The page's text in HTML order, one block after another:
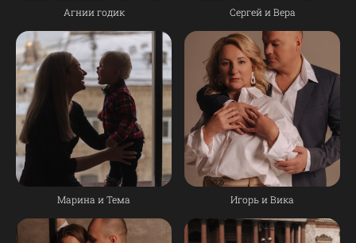
Агнии годик Сергей и Вера
Марина и Тема Игорь и Вика